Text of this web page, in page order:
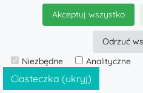
Nosidełko
Ciasteczka (ukryj)
Akceptuj wszystko
Odrzuć
Niezbędne
Analityczne